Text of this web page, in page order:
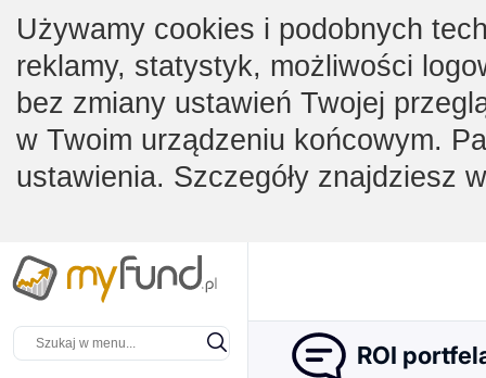
Używamy cookies i podobnych
reklamy, statystyk, możliwości
bez zmiany ustawień Twojej
w Twoim urządzeniu końcowym.
ustawienia. Szczegóły znajdziesz
ROI